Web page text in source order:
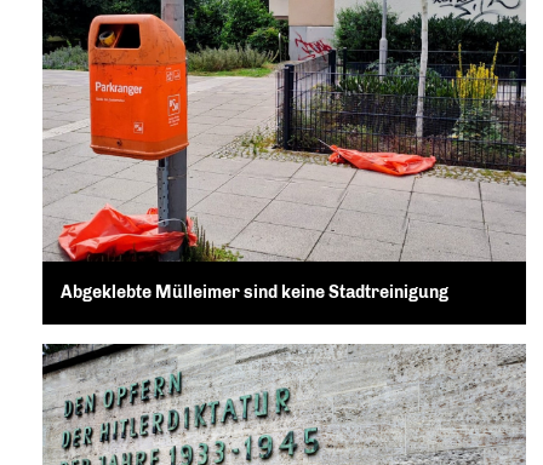
Abgeklebte Mülleimer sind keine Stadtreinigung